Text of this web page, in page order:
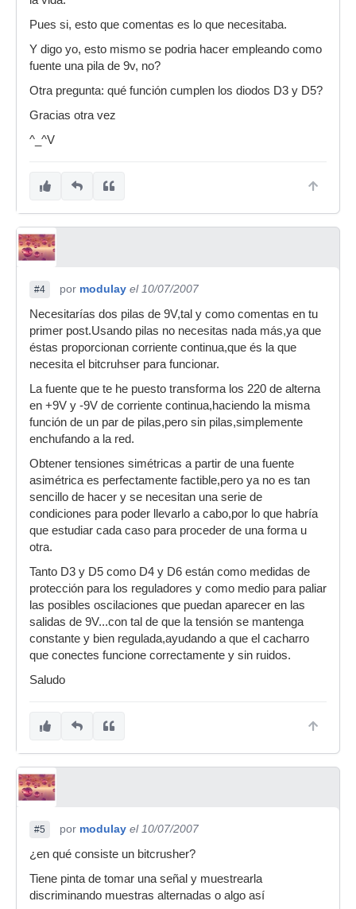
Pues si, esto que comentas es lo que necesitaba.
Y digo yo, esto mismo se podria hacer empleando como
fuente una pila de 9v, no?
Otra pregunta: qué función cumplen los diodos D3 y D5?
Gracias otra vez
^_^V
#4 por modulay el 10/07/2007
Necesitarías dos pilas de 9V,tal y como comentas en tu
primer post.Usando pilas no necesitas nada más,ya que
éstas proporcionan corriente continua,que és la que
necesita el bitcruhser para funcionar.
La fuente que te he puesto transforma los 220 de alterna
en +9V y -9V de corriente continua,haciendo la misma
función de un par de pilas,pero sin pilas,simplemente
enchufando a la red.
Obtener tensiones simétricas a partir de una fuente
asimétrica es perfectamente factible,pero ya no es tan
sencillo de hacer y se necesitan una serie de
condiciones para poder llevarlo a cabo,por lo que habría
que estudiar cada caso para proceder de una forma u
otra.
Tanto D3 y D5 como D4 y D6 están como medidas de
protección para los reguladores y como medio para paliar
las posibles oscilaciones que puedan aparecer en las
salidas de 9V...con tal de que la tensión se mantenga
constante y bien regulada,ayudando a que el cacharro
que conectes funcione correctamente y sin ruidos.
Saludo
#5 por modulay el 10/07/2007
¿en qué consiste un bitcrusher?
Tiene pinta de tomar una señal y muestrearla
discriminando muestras alternadas o algo así